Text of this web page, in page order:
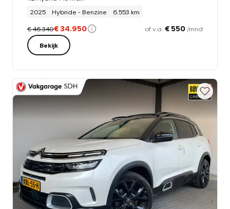
2025
Hybride - Benzine 6.553 km
€ 46.340€ 34.950 of v.a. € 550 /mnd
Bekijk